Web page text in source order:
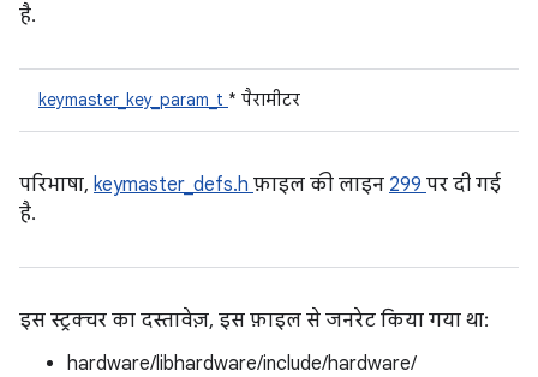
है.
keymaster_key_param_t * पैरामीटर
परिभाषा, keymaster_defs.h फ़ाइल की लाइन 299 पर दी गई
है.
इस स्ट्रक्चर का दस्तावेज़, इस फ़ाइल से जनरेट किया गया था:
hardware/libhardware/include/hardware/